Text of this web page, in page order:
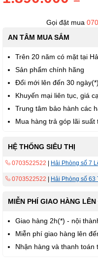
thư
Gọi đặt mua
AN TÂM MUA SẮM
Trên 20 năm có mặt tại
Sản phẩm chính hãng
Đổi mới lên đến 30 ngày(*)
Khuyến mại liên tục, giá
Trung tâm bảo hành các
Mua hàng trả góp lãi suất
HỆ THỐNG SIÊU THỊ
0703522522 Hải Phòng số 7
0703522522 Hải Phòng số 63
MIỄN PHÍ GIAO HÀNG
Giao hàng 2h(*) - nội
Miễn phí giao hàng lên
Nhận hàng và thanh toán